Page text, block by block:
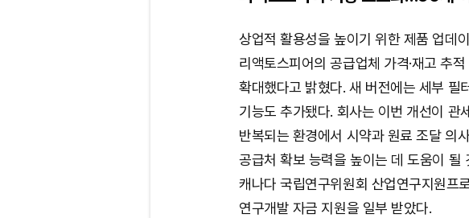
상업적 활용성을 높이기 위한 제품 업데
리액토스피어의 공급업체 가격·재고 추
확대했다고 밝혔다. 새 버전에는 세부 필
기능도 추가됐다. 회사는 이번 개선이 관
반복되는 환경에서 시약과 원료 조달 의
공급처 확보 능력을 높이는 데 도움이 될
캐나다 국립연구위원회 산업연구지원프
연구개발 자금 지원을 일부 받았다.